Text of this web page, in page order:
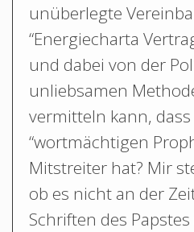
unüberlegte
“Energiecharta
und dabei von der
unliebsamen
vermitteln kann,
“wortmächtigen
Mitstreiter hat? Mir
ob es nicht an der
Schriften des